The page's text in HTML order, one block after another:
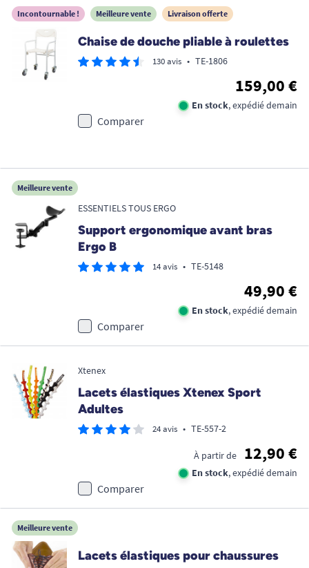
Incontournable ! Meilleure vente Livraison offerte
Chaise de douche pliable à roulettes
130 avis • TE-1806
159,00 €
En stock, expédié demain
Comparer
Meilleure vente
ESSENTIELS TOUS ERGO
Support ergonomique avant bras
Ergo B
14 avis • TE-5148
49,90 €
En stock, expédié demain
Comparer
Xtenex
Lacets élastiques Xtenex Sport
Adultes
24 avis • TE-557-2
À partir de 12,90 €
En stock, expédié demain
Comparer
Meilleure vente
Lacets élastiques pour chaussures